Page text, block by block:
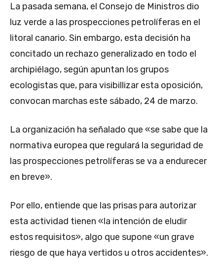
La pasada semana, el Consejo de Ministros dio
luz verde a las prospecciones petrolíferas en el
litoral canario. Sin embargo, esta decisión ha
concitado un rechazo generalizado en todo el
archipiélago, según apuntan los grupos
ecologistas que, para visibillizar esta oposición,
convocan marchas este sábado, 24 de marzo.
La organización ha señalado que «se sabe que la
normativa europea que regulará la seguridad de
las prospecciones petrolíferas se va a endurecer
en breve».
Por ello, entiende que las prisas para autorizar
esta actividad tienen «la intención de eludir
estos requisitos», algo que supone «un grave
riesgo de que haya vertidos u otros accidentes».